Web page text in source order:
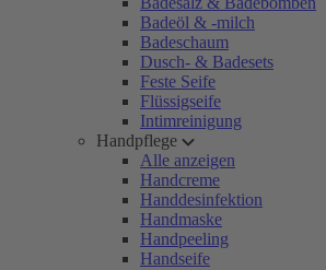
Badeöl & -milch
Badeschaum
Dusch- & Badesets
Feste Seife
Flüssigseife
Intimreinigung
Handpflege
Alle anzeigen
Handcreme
Handdesinfektion
Handmaske
Handpeeling
Handseife